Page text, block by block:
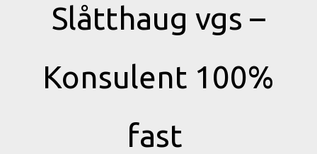
Slåtthaug vgs –
Konsulent 100%
fast